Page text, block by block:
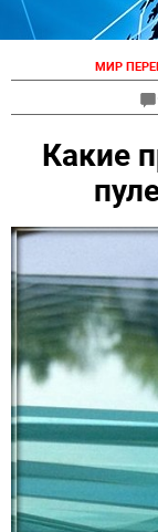
МИР
Какие